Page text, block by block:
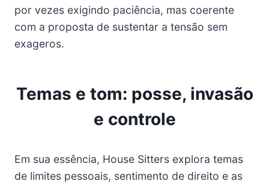
por vezes exigindo paciência, mas coerente
com a proposta de sustentar a tensão sem
exageros.
Temas e tom: posse, invasão
e controle
Em sua essência, House Sitters explora temas
de limites pessoais, sentimento de direito e as